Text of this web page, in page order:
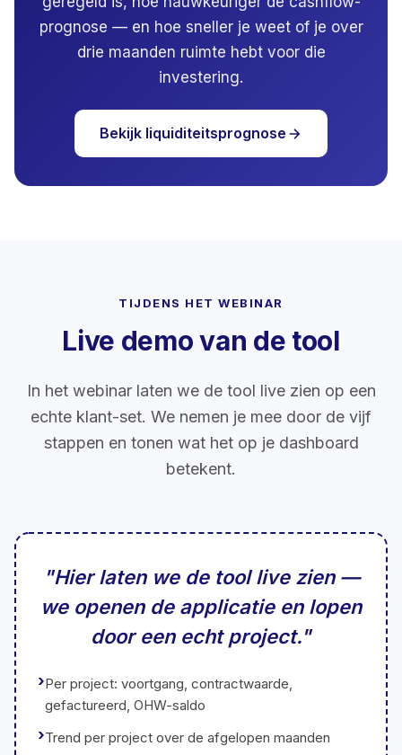
prognose — en hoe sneller je weet of je over
drie maanden ruimte hebt voor die
investering.
Bekijk liquiditeitsprognose
TIJDENS HET WEBINAR
Live demo van de tool
In het webinar laten we de tool live zien op een
echte klant-set. We nemen je mee door de vijf
stappen en tonen wat het op je dashboard
betekent.
"Hier laten we de tool live zien —
we openen de applicatie en lopen
door een echt project."
Per project: voortgang, contractwaarde,
gefactureerd, OHW-saldo
Trend per project over de afgelopen maanden